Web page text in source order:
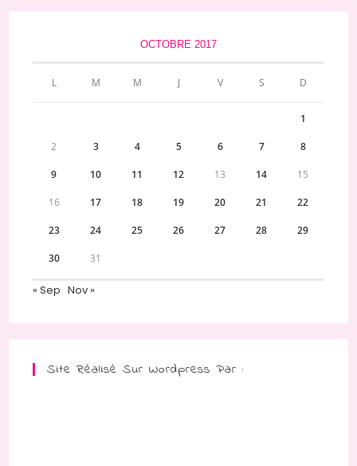
OCTOBRE 2017
L M M J V S D
1
2 3 4 5 6 7 8
9 10 11 12 13 14 15
16 17 18 19 20 21 22
23 24 25 26 27 28 29
30 31
« Sep Nov »
Site Réalisé Sur Wordpress Par :